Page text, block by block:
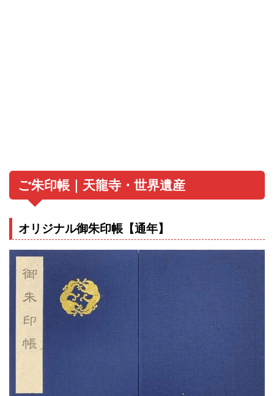
ご朱印帳｜天龍寺・世界遺産
オリジナル御朱印帳【通年】